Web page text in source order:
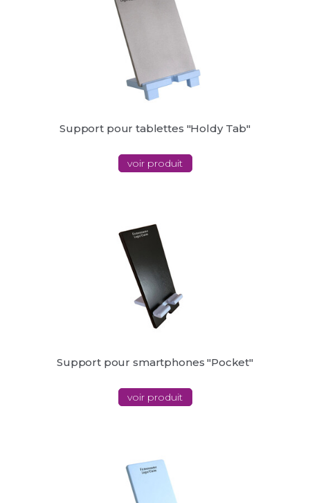
Support pour tablettes "Holdy Tab"
voir produit
Support pour smartphones "Pocket"
voir produit